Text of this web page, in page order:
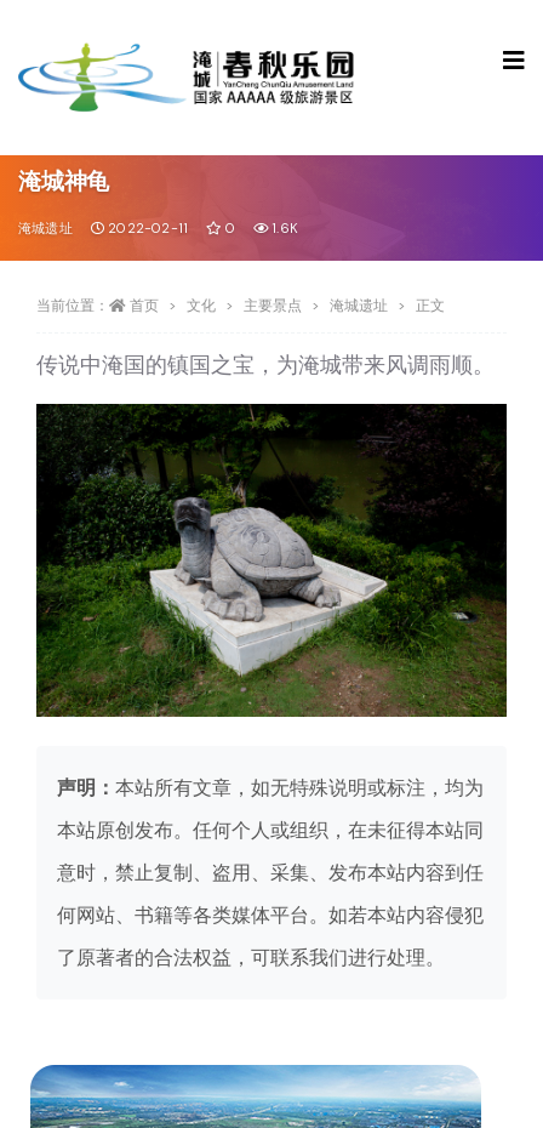
淹城神龟
淹城遗址 2022-02-11 0 1.6K
当前位置： 首页 文化 主要景点 淹城遗址 正文
传说中淹国的镇国之宝，为淹城带来风调雨顺。
声明： 本站所有文章，如无特殊说明或标注，均为
本站原创发布。任何个人或组织，在未征得本站同
意时，禁止复制、盗用、采集、发布本站内容到任
何网站、书籍等各类媒体平台。如若本站内容侵犯
了原著者的合法权益，可联系我们进行处理。